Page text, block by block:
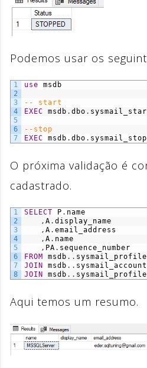
Podemos usar os
1
2
3
4
5
6
7
use msdb
-- start
EXEC
msdb . dbo .
--stop
EXEC
msdb . dbo .
O próxima validação é
cadastrado.
1
2
3
4
5
6
7
8
SELECT P . name
, A . display_name
, A . email_address
, A . name
, PA . sequence_number
FROM
msdb . .
JOIN
msdb . . sysmail_account
JOIN
msdb . . sysmail_profile
Aqui temos um resumo.